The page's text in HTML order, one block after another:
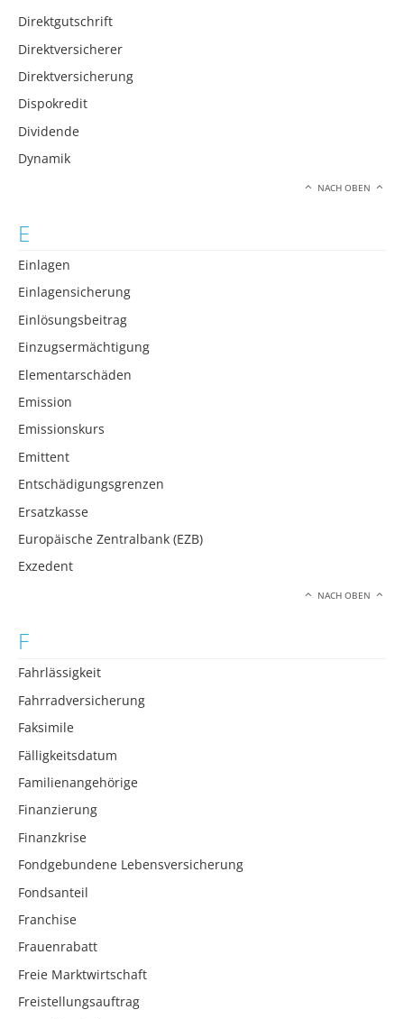
Direktgutschrift
Direktversicherer
Direktversicherung
Dispokredit
Dividende
Dynamik
NACH OBEN
E
Einlagen
Einlagensicherung
Einlösungsbeitrag
Einzugsermächtigung
Elementarschäden
Emission
Emissionskurs
Emittent
Entschädigungsgrenzen
Ersatzkasse
Europäische Zentralbank (EZB)
Exzedent
NACH OBEN
F
Fahrlässigkeit
Fahrradversicherung
Faksimile
Fälligkeitsdatum
Familienangehörige
Finanzierung
Finanzkrise
Fondgebundene Lebensversicherung
Fondsanteil
Franchise
Frauenrabatt
Freie Marktwirtschaft
Freistellungsauftrag